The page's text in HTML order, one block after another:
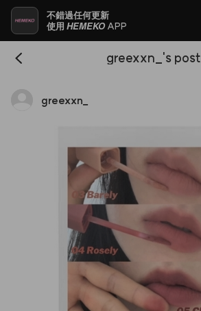
不錯過任何更新
使用 HEMEKO APP
greexxn_'s post
greexxn